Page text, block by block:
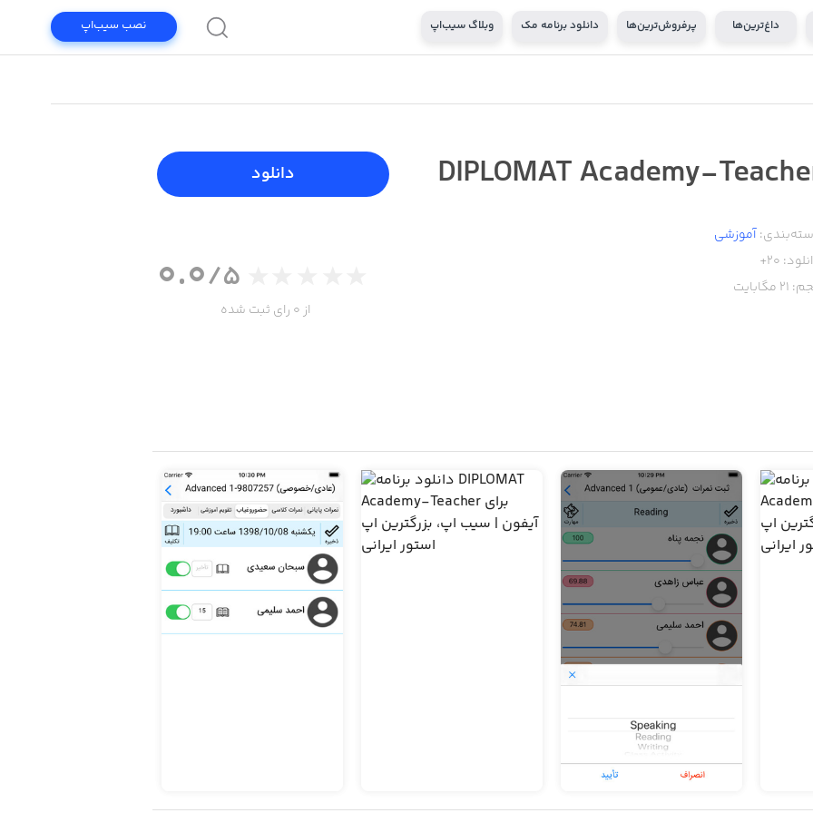
داغ‌ترین‌ها پرفروش‌ترین‌ها دانلود برنامه مک وبلاگ سیب‌اپ نصب سیب‌اپ
DIPLOMAT Academy-
آموزشی
20+
21 مگابایت
دانلود
0.0/5
از 0 رای ثبت شده